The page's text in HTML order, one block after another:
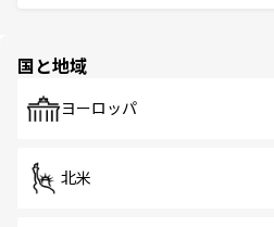
で、ホーカーズは地元の風
国と地域
ヨーロッパ
北米